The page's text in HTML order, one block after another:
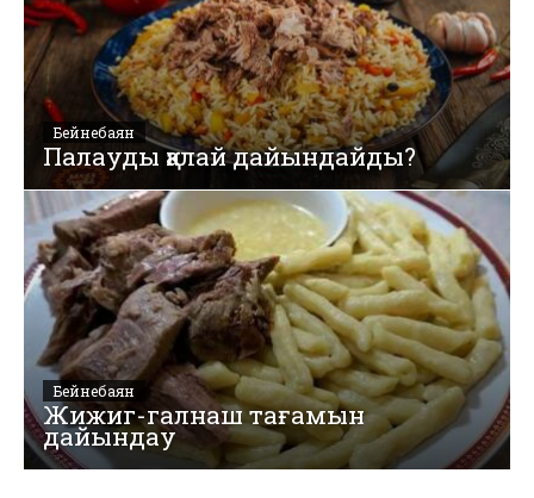
Бейнебаян
Палауды қалай дайындайды?
Бейнебаян
Жижиг-галнаш тағамын
дайындау